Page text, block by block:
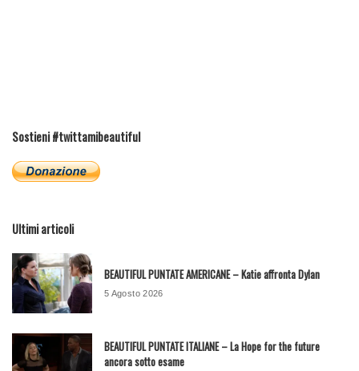
Sostieni #twittamibeautiful
Ultimi articoli
BEAUTIFUL PUNTATE AMERICANE – Katie affronta Dylan
5 Agosto 2026
BEAUTIFUL PUNTATE ITALIANE – La Hope for the future
ancora sotto esame